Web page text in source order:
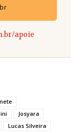
apoie
Josyara
Lucas Silveira